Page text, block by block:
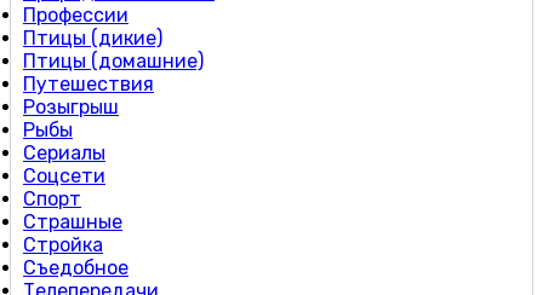
Профессии
Птицы (дикие)
Птицы (домашние)
Путешествия
Розыгрыш
Рыбы
Сериалы
Соцсети
Спорт
Страшные
Стройка
Съедобное